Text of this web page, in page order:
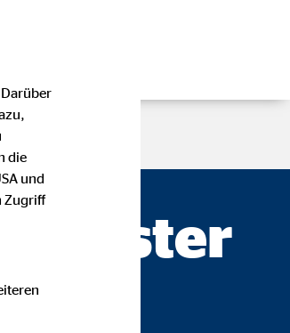
Wilster
die
und
Zugriff